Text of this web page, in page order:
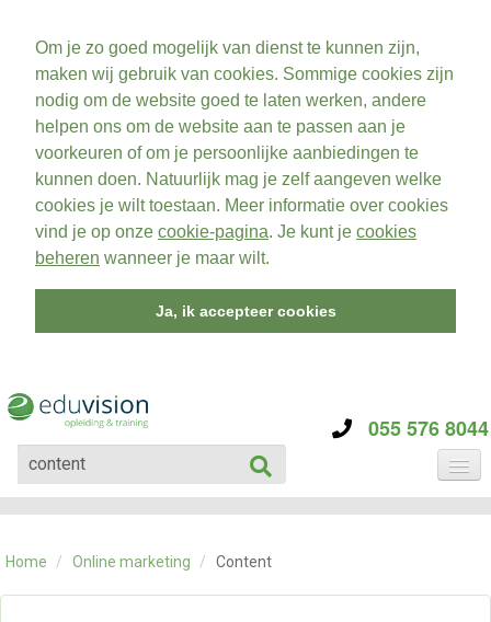
Om je zo goed mogelijk van dienst te kunnen zijn,
maken wij gebruik van cookies. Sommige cookies zijn
nodig om de website goed te laten werken, andere
helpen ons om de website aan te passen aan je
voorkeuren of om je persoonlijke aanbiedingen te
kunnen doen. Natuurlijk mag je zelf aangeven welke
cookies je wilt toestaan. Meer informatie over cookies
vind je op onze cookie-pagina. Je kunt je cookies
beheren wanneer je maar wilt.
Ja, ik accepteer cookies
055 576 8044
CATEGORIE
OVER ONS
CONTACT
Home / Online marketing / Content